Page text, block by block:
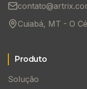
Cuiabá, MT - O
Produto
Solução